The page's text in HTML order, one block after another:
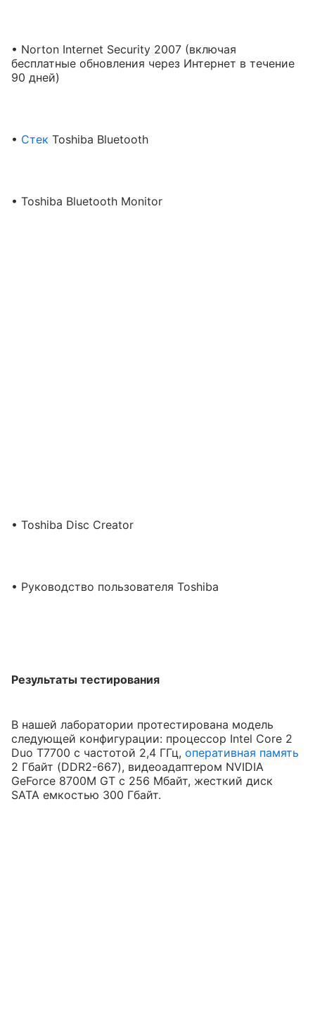
• Norton Internet Security 2007 (включая
бесплатные обновления через Интернет в течение
90 дней)
• Стек Toshiba Bluetooth
• Toshiba Bluetooth Monitor
• Toshiba Disc Creator
• Руководство пользователя Toshiba
Результаты тестирования
В нашей лаборатории протестирована модель
следующей конфигурации: процессор Intel Core 2
Duo Т7700 с частотой 2,4 ГГц, оперативная память
2 Гбайт (DDR2-667), видеоадаптером NVIDIA
GeForce 8700M GT с 256 Мбайт, жесткий диск
SATA емкостью 300 Гбайт.